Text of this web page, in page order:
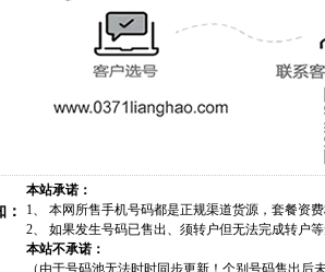
本站承诺：
1、 本网所售手机号码都是正规渠道货源，套餐资
2、 如果发生号码已售出、须转户但无法完成转户
本站不承诺：
（由于号码池无法时时同步更新！个别号码售出